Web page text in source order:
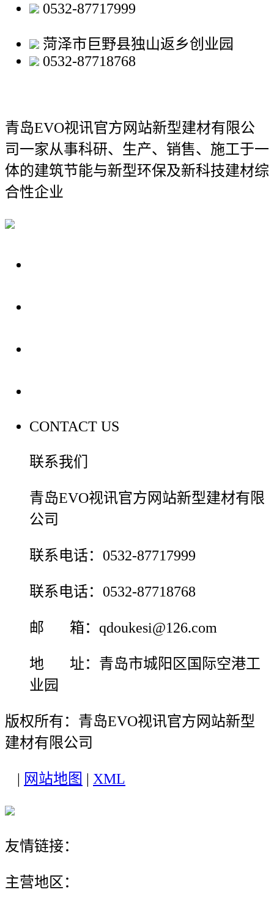
0532-87717999
菏泽市巨野县独山返乡创业园
0532-87718768
青岛EVO视讯官方网站新型建材有限公
司一家从事科研、生产、销售、施工于一
体的建筑节能与新型环保及新科技建材综
合性企业
CONTACT US
联系我们
青岛EVO视讯官方网站新型建材有限
公司
联系电话：0532-87717999
联系电话：0532-87718768
邮 箱：qdoukesi@126.com
地 址：青岛市城阳区国际空港工
业园
版权所有：青岛EVO视讯官方网站新型
建材有限公司
网站地图 XML
友情链接：
主营地区：